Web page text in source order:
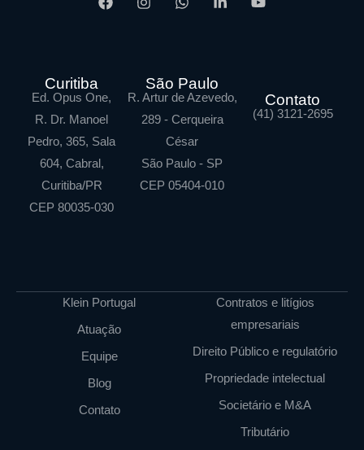
Curitiba
Ed. Opus One,
R. Dr. Manoel
Pedro, 365, Sala
604, Cabral,
Curitiba/PR
CEP 80035-030
São Paulo
R. Artur de Azevedo,
289 - Cerqueira
César
São Paulo - SP
CEP 05404-010
Contato
(41) 3121-2695
Klein Portugal
Atuação
Equipe
Blog
Contato
Contratos e litígios
empresariais
Direito Público e regulatório
Propriedade intelectual
Societário e M&A
Tributário